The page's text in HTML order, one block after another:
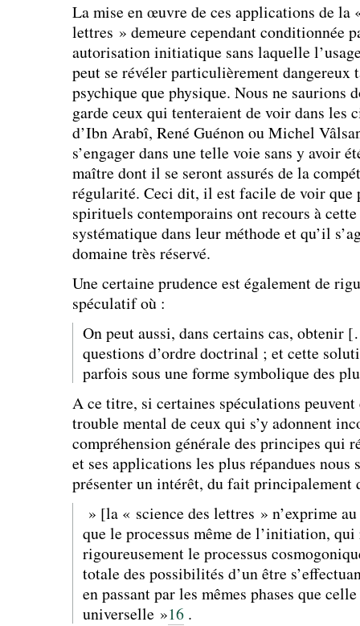
La mise en œuvre de ces applications de la
lettres » demeure cependant conditionnée
autorisation initiatique sans laquelle
peut se révéler particulièrement dangereux
psychique que physique. Nous ne saurions
garde ceux qui tenteraient de voir dans les
d’Ibn Arabî, René Guénon ou Michel
s’engager dans une telle voie sans y avoir
maître dont il se seront assurés de la
régularité. Ceci dit, il est facile de voir que
spirituels contemporains ont recours à
systématique dans leur méthode et qu’il
domaine très réservé.
Une certaine prudence est également de
spéculatif où :
On peut aussi, dans certains cas,
questions d’ordre doctrinal ; et cette
parfois sous une forme symbolique des
A ce titre, si certaines spéculations peuvent
trouble mental de ceux qui s’y adonnent
compréhension générale des principes qui
et ses applications les plus répandues nous
présenter un intérêt, du fait principalement
» [la « science des lettres » n’exprime
que le processus même de l’initiation,
rigoureusement le processus
totale des possibilités d’un être
en passant par les mêmes phases que
universelle »16.